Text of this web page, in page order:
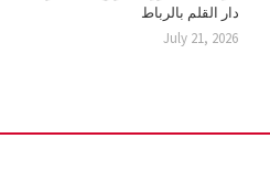
دار القلم بالرباط
July 21, 2026